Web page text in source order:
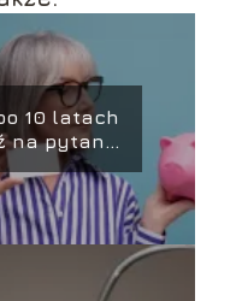
10 latach
na pytanie